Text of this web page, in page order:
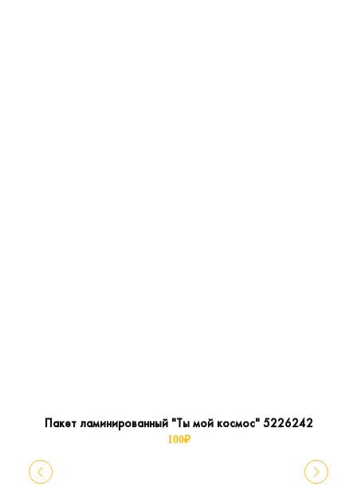
Пакет ламинированный "Ты мой космос" 5226242
100₽